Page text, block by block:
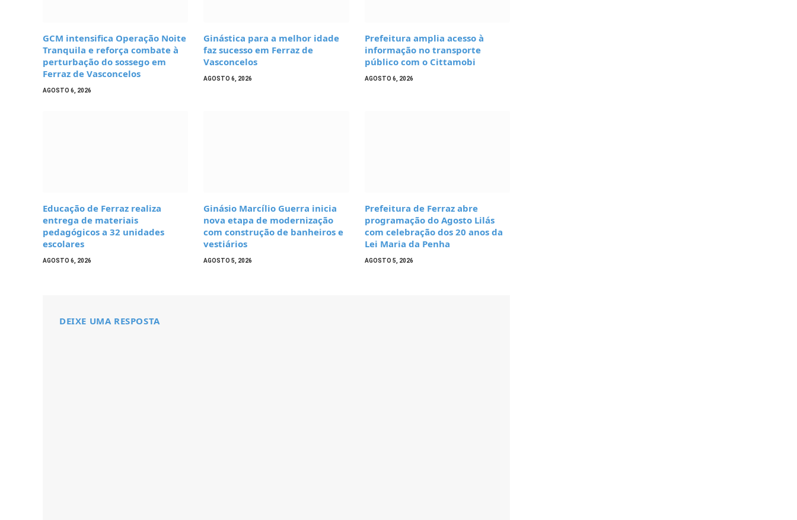
GCM intensifica Operação Noite
Tranquila e reforça combate à
perturbação do sossego em
Ferraz de Vasconcelos
AGOSTO 6, 2026
Ginástica para a melhor idade
faz sucesso em Ferraz de
Vasconcelos
AGOSTO 6, 2026
Prefeitura amplia acesso à
informação no transporte
público com o Cittamobi
AGOSTO 6, 2026
Educação de Ferraz realiza
entrega de materiais
pedagógicos a 32 unidades
escolares
AGOSTO 6, 2026
Ginásio Marcílio Guerra inicia
nova etapa de modernização
com construção de banheiros e
vestiários
AGOSTO 5, 2026
Prefeitura de Ferraz abre
programação do Agosto Lilás
com celebração dos 20 anos da
Lei Maria da Penha
AGOSTO 5, 2026
DEIXE UMA RESPOSTA